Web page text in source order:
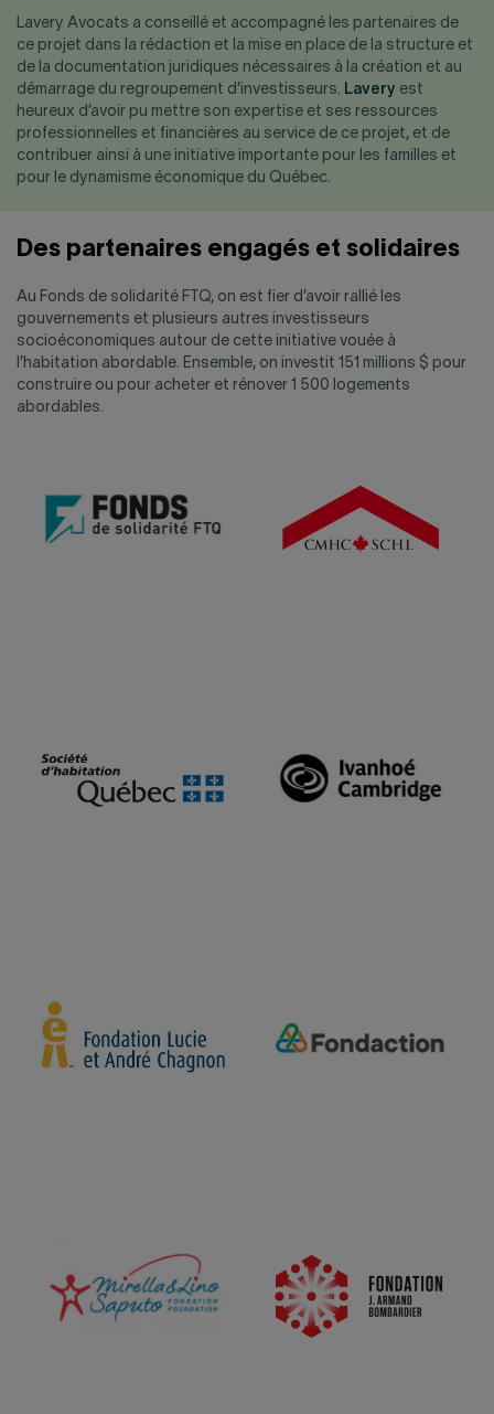
Lavery Avocats a conseillé et accompagné les partenaires de
ce projet dans la rédaction et la mise en place de la structure et
de la documentation juridiques nécessaires à la création et au
démarrage du regroupement d’investisseurs. Lavery est
heureux d’avoir pu mettre son expertise et ses ressources
professionnelles et financières au service de ce projet, et de
contribuer ainsi à une initiative importante pour les familles et
pour le dynamisme économique du Québec.
Des partenaires engagés et solidaires
Au Fonds de solidarité FTQ, on est fier d’avoir rallié les
gouvernements et plusieurs autres investisseurs
socioéconomiques autour de cette initiative vouée à
l’habitation abordable. Ensemble, on investit 151 millions $ pour
construire ou pour acheter et rénover 1 500 logements
abordables.